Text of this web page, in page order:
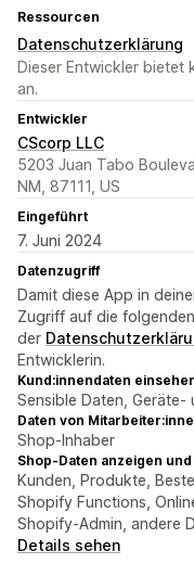
Ressourcen
Datenschutzerklärung
Dieser Entwickler bietet
an.
Entwickler
CScorp LLC
5203 Juan Tabo
NM, 87111, US
Eingeführt
7. Juni 2024
Datenzugriff
Damit diese App in
Zugriff auf die
der
Entwicklerin.
Kund:innendaten
Sensible Daten,
Daten von
Shop-Inhaber
Shop-Daten anzeigen
Kunden, Produkte,
Shopify Functions,
Shopify-Admin, andere
Details sehen